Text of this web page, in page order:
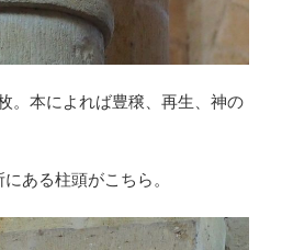
。本によれば豊穣、再生、神の
ある柱頭がこちら。